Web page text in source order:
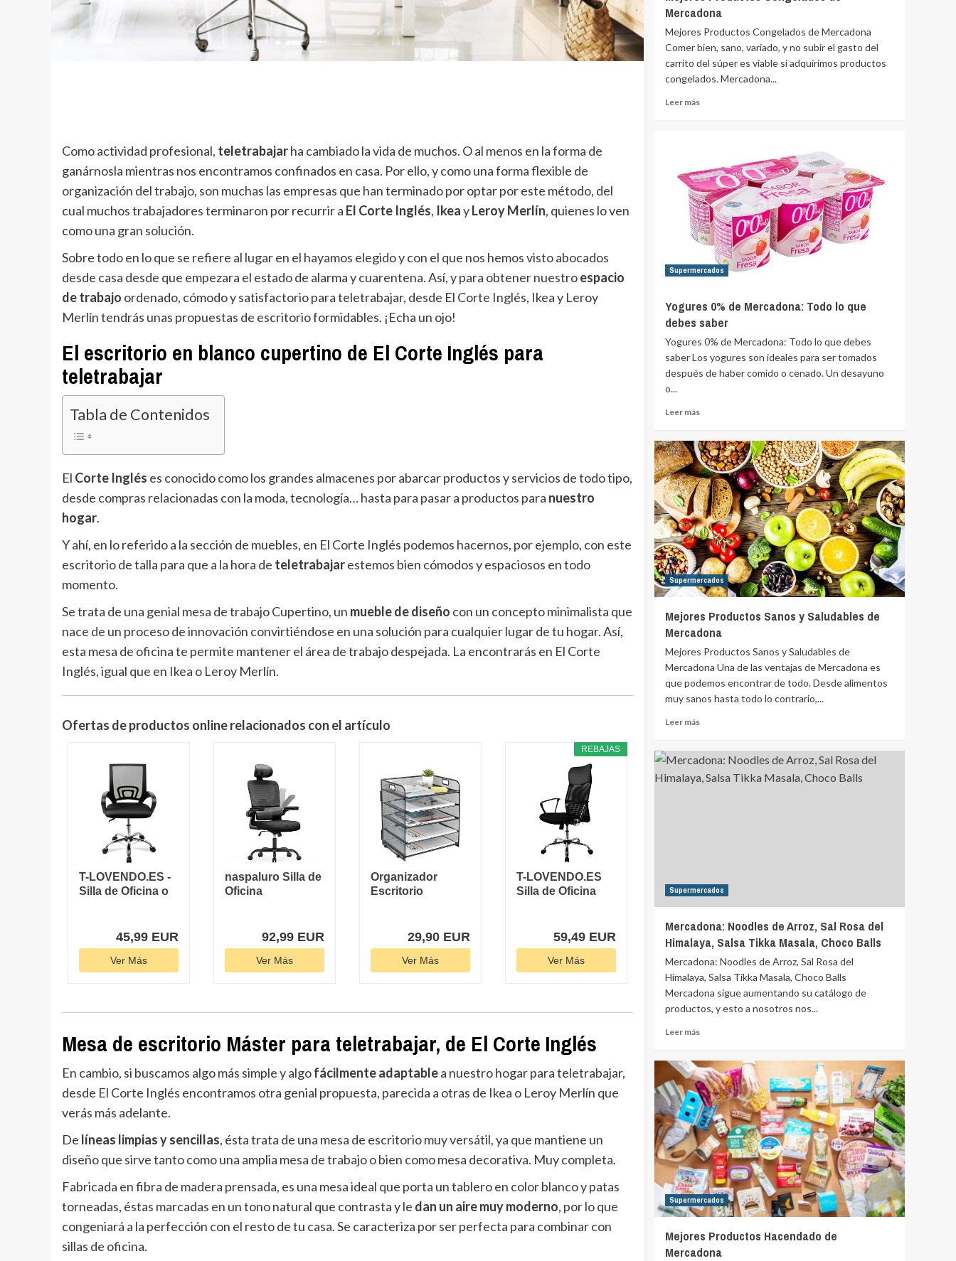
Como actividad profesional, teletrabajarha cambiado la vida de muchos. O al menos en la forma de
ganárnosla mientras nos encontramos confinados en casa. Por ello, y como una forma flexible de
organización del trabajo, son muchas las empresas que han terminado por optar por este método, del
cual muchos trabajadores terminaron por recurrir a El Corte Inglés, IkeayLeroy Merlín, quienes lo ven
como una gran solución.
Sobre todo en lo que se refiere al lugar en el hayamos elegido y con el que nos hemos visto abocados
desde casa desde que empezara el estado de alarma y cuarentena. Así, y para obtener nuestroespacio
de trabajo ordenado, cómodo y satisfactorio para teletrabajar, desde El Corte Inglés, Ikea y Leroy
Merlín tendrás unas propuestas de escritorio formidables. ¡Echa un ojo!
El escritorio en blanco cupertino de El Corte Inglés para
teletrabajar
Tabla de Contenidos
El Corte Inglés es conocido como los grandes almacenes por abarcar productos y servicios de todo tipo,
desde compras relacionadas con la moda, tecnología… hasta para pasar a productos para nuestro
hogar.
Y ahí, en lo referido a la sección de muebles, en El Corte Inglés podemos hacernos, por ejemplo, con este
escritorio de talla para que a la hora de teletrabajarestemos bien cómodos y espaciosos en todo
momento.
Se trata de una genial mesa de trabajo Cupertino, un mueble de diseño con un concepto minimalista que
nace de un proceso de innovación convirtiéndose en una solución para cualquier lugar de tu hogar. Así,
esta mesa de oficina te permite mantener el área de trabajo despejada. La encontrarás en El Corte
Inglés, igual que en Ikea o Leroy Merlín.
Ofertas de productos online relacionados con el artículo
T-LOVENDO.ES -
Silla de Oficina o
45,99 EUR
Ver Más
naspaluro Silla de
Oficina
92,99 EUR
Ver Más
Organizador
Escritorio
29,90 EUR
Ver Más
REBAJAS
T-LOVENDO.ES
Silla de Oficina
59,49 EUR
Ver Más
Mesa de escritorio Máster para teletrabajar, de El Corte Inglés
En cambio, si buscamos algo más simple y algofácilmente adaptablea nuestro hogar para teletrabajar,
desde El Corte Inglés encontramos otra genial propuesta, parecida a otras de Ikea o Leroy Merlín que
verás más adelante.
De líneas limpias y sencillas, ésta trata de una mesa de escritorio muy versátil, ya que mantiene un
diseño que sirve tanto como una amplia mesa de trabajo o bien como mesa decorativa. Muy completa.
Fabricada en fibra de madera prensada, es una mesa ideal que porta un tablero en color blanco y patas
torneadas, éstas marcadas en un tono natural que contrasta y le dan un aire muy moderno, por lo que
congeniará a la perfección con el resto de tu casa. Se caracteriza por ser perfecta para combinar con
sillas de oficina.
Mercadona
Mejores Productos Congelados de Mercadona
Comer bien, sano, variado, y no subir el gasto del
carrito del súper es viable si adquirimos productos
congelados. Mercadona...
Leer más
Supermercados
Yogures 0% de Mercadona: Todo lo que
debes saber
Yogures 0% de Mercadona: Todo lo que debes
saber Los yogures son ideales para ser tomados
después de haber comido o cenado. Un desayuno
o...
Leer más
Supermercados
Mejores Productos Sanos y Saludables de
Mercadona
Mejores Productos Sanos y Saludables de
Mercadona Una de las ventajas de Mercadona es
que podemos encontrar de todo. Desde alimentos
muy sanos hasta todo lo contrario,...
Leer más
Supermercados
Mercadona: Noodles de Arroz, Sal Rosa del
Himalaya, Salsa Tikka Masala, Choco Balls
Mercadona: Noodles de Arroz, Sal Rosa del
Himalaya, Salsa Tikka Masala, Choco Balls
Mercadona sigue aumentando su catálogo de
productos, y esto a nosotros nos...
Leer más
Supermercados
Mejores Productos Hacendado de
Mercadona